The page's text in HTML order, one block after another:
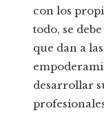
con los
todo, se
que dan a
desarrollar